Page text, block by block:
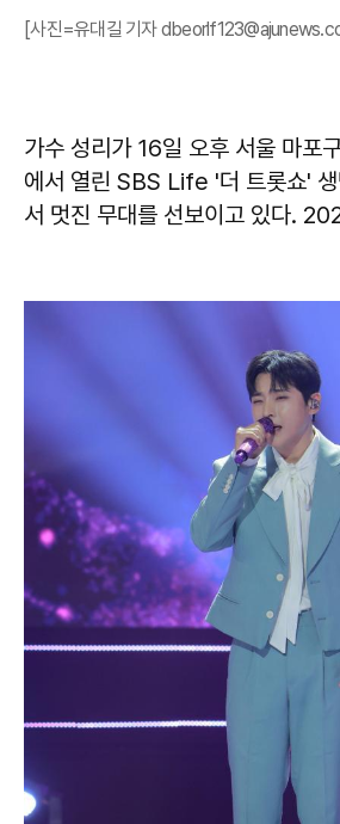
[사진=유대길 기자
가수 성리가 16일 오후 서울 마포
에서 열린 SBS Life '더 트롯쇼' 생
서 멋진 무대를 선보이고 있다.